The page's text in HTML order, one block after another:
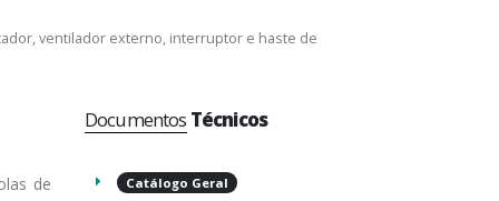
ventilador externo, interruptor e haste de
de
Documentos Técnicos
Catálogo Geral